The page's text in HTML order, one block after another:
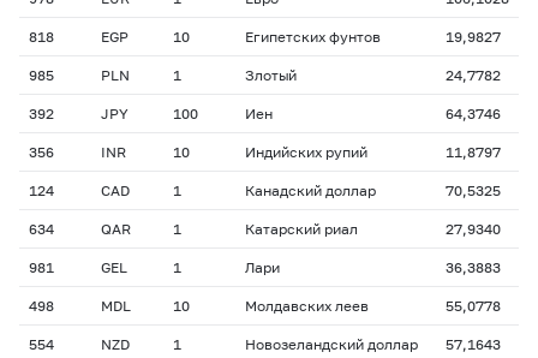
818 EGP 10 Египетских фунтов 19,9827
985 PLN 1 Злотый 24,7782
392 JPY 100 Иен 64,3746
356 INR 10 Индийских рупий 11,8797
124 CAD 1 Канадский доллар 70,5325
634 QAR 1 Катарский риал 27,9340
981 GEL 1 Лари 36,3883
498 MDL 10 Молдавских леев 55,0778
554 NZD 1 Новозеландский доллар 57,1643